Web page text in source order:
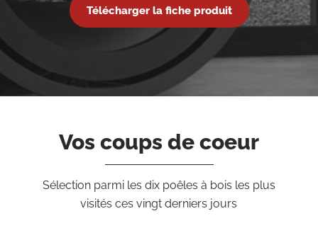
Télécharger la fiche produit
Vos coups de coeur
Sélection parmi les dix poêles à bois les plus
visités ces vingt derniers jours